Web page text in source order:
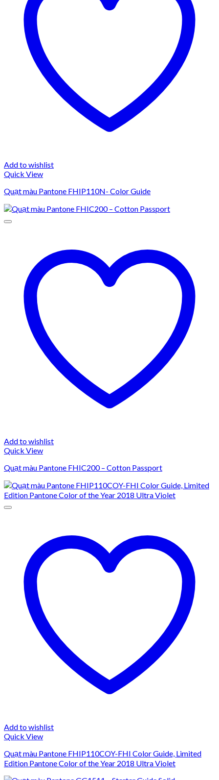
Add to wishlist
Quick View
Quạt màu Pantone FHIP110N- Color Guide
Add to wishlist
Quick View
Quạt màu Pantone FHIC200 – Cotton Passport
Add to wishlist
Quick View
Quạt màu Pantone FHIP110COY-FHI Color Guide, Limited
Edition Pantone Color of the Year 2018 Ultra Violet